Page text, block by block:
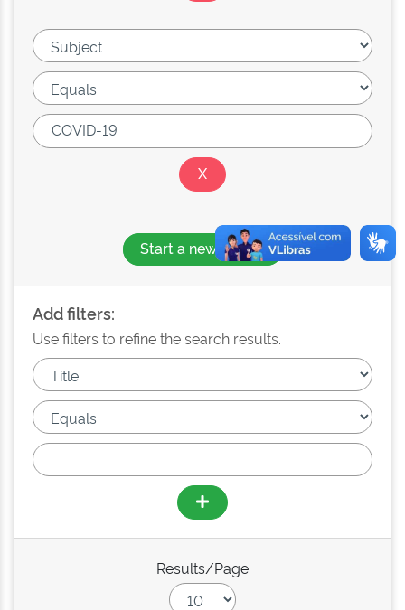
Start a new search
Add filters:
Use filters to refine the search results.
Results/Page